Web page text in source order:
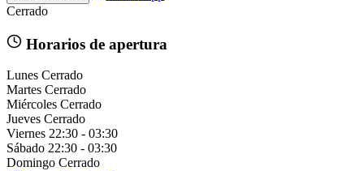
Cerrado
Horarios de apertura
Lunes Cerrado
Martes Cerrado
Miércoles Cerrado
Jueves Cerrado
Viernes 22:30 - 03:30
Sábado 22:30 - 03:30
Domingo Cerrado